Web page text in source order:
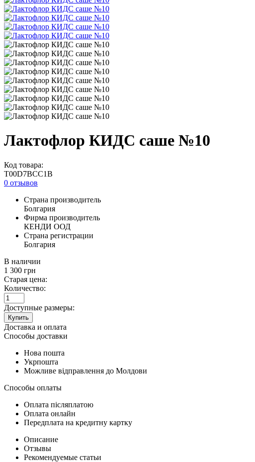
Лактофлор КИДС саше №10
Код товара:
T00D7BCC1B
0 отзывов
Страна производитель
Болгария
Фирма производитель
КЕНДИ ООД
Страна регистрации
Болгария
В наличии
1 300 грн
Старая цена:
Количество:
Доступные размеры:
Купить
Доставка и оплата
Способы доставки
Нова пошта
Укрпошта
Можливе відправлення до Молдови
Способы оплаты
Оплата післяплатою
Оплата онлайн
Передплата на кредитну картку
Описание
Отзывы
Рекомендуемые статьи